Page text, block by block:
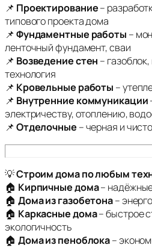
📌 Проектирование–
типового проекта дома
📌Фундаментные работы –
ленточный фундамент, сваи
📌 Возведение стен –
технология
📌 Кровельные работы –
📌 Внутренние коммуникации
электричеству, отоплению,
📌Отделочные – черная и
💡Строим дома по любым
🏠 Кирпичные дома–
🏠 Дома из газобетона–
🏠 Каркасные дома– быстрое
экологичность
🏠 Дома из пеноблока–